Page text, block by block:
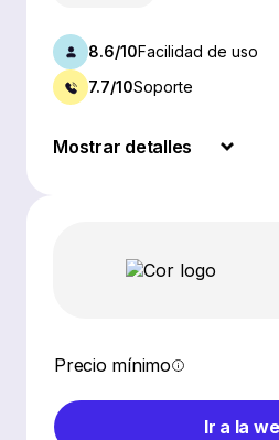
8.6/10Facilidad de uso
7.7/10Soporte
Mostrar detalles
Precio mínimo
Ir a la